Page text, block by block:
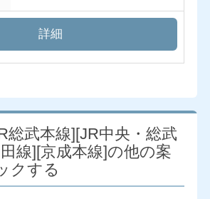
詳細
総武本線][JR中央・総武
線][京成本線]の他の案
クする